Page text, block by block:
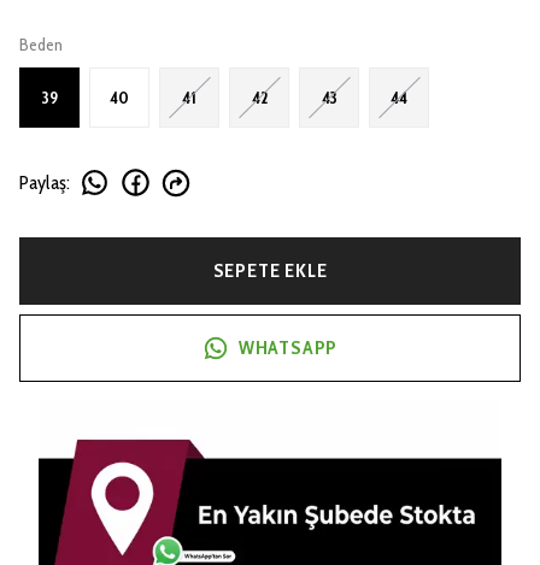
Beden
39 40 41 42 43 44
Paylaş:
SEPETE EKLE
WHATSAPP